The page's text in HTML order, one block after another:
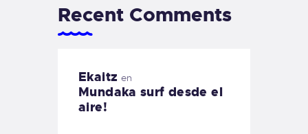
Recent Comments
Ekaitz en
Mundaka surf desde el
aire!